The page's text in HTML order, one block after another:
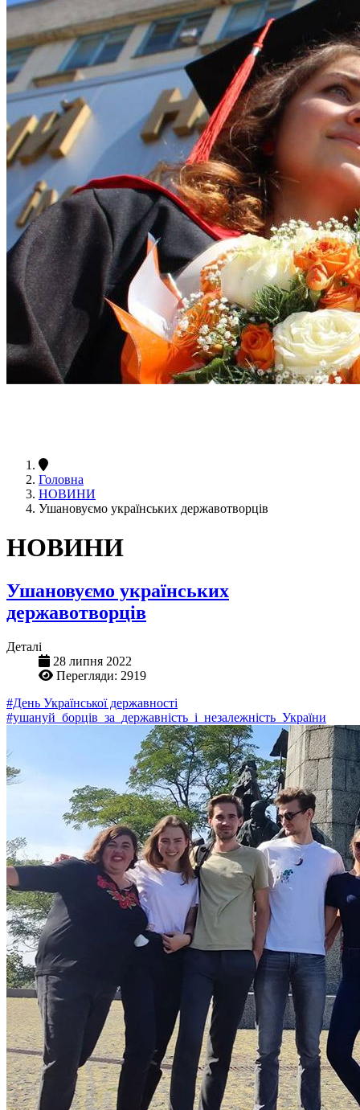
Головна
НОВИНИ
Ушановуємо українських державотворців
НОВИНИ
Ушановуємо українських
державотворців
Деталі
28 липня 2022
Перегляди: 2919
#День Української державності
#ушануй_борців_за_державність_і_незалежність_України